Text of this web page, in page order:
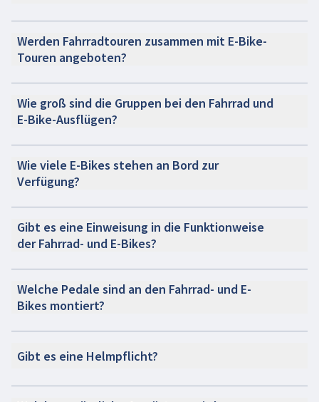
Werden Fahrradtouren zusammen mit E-Bike-
Touren angeboten?
Wie groß sind die Gruppen bei den Fahrrad und
E-Bike-Ausflügen?
Wie viele E-Bikes stehen an Bord zur
Verfügung?
Gibt es eine Einweisung in die Funktionweise
der Fahrrad- und E-Bikes?
Welche Pedale sind an den Fahrrad- und E-
Bikes montiert?
Gibt es eine Helmpflicht?